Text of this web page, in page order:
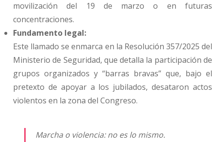
movilización del 19 de marzo o en futuras
concentraciones.
Fundamento legal:
Este llamado se enmarca en la Resolución 357/2025 del
Ministerio de Seguridad, que detalla la participación de
grupos organizados y “barras bravas” que, bajo el
pretexto de apoyar a los jubilados, desataron actos
violentos en la zona del Congreso.
Marcha o violencia: no es lo mismo.